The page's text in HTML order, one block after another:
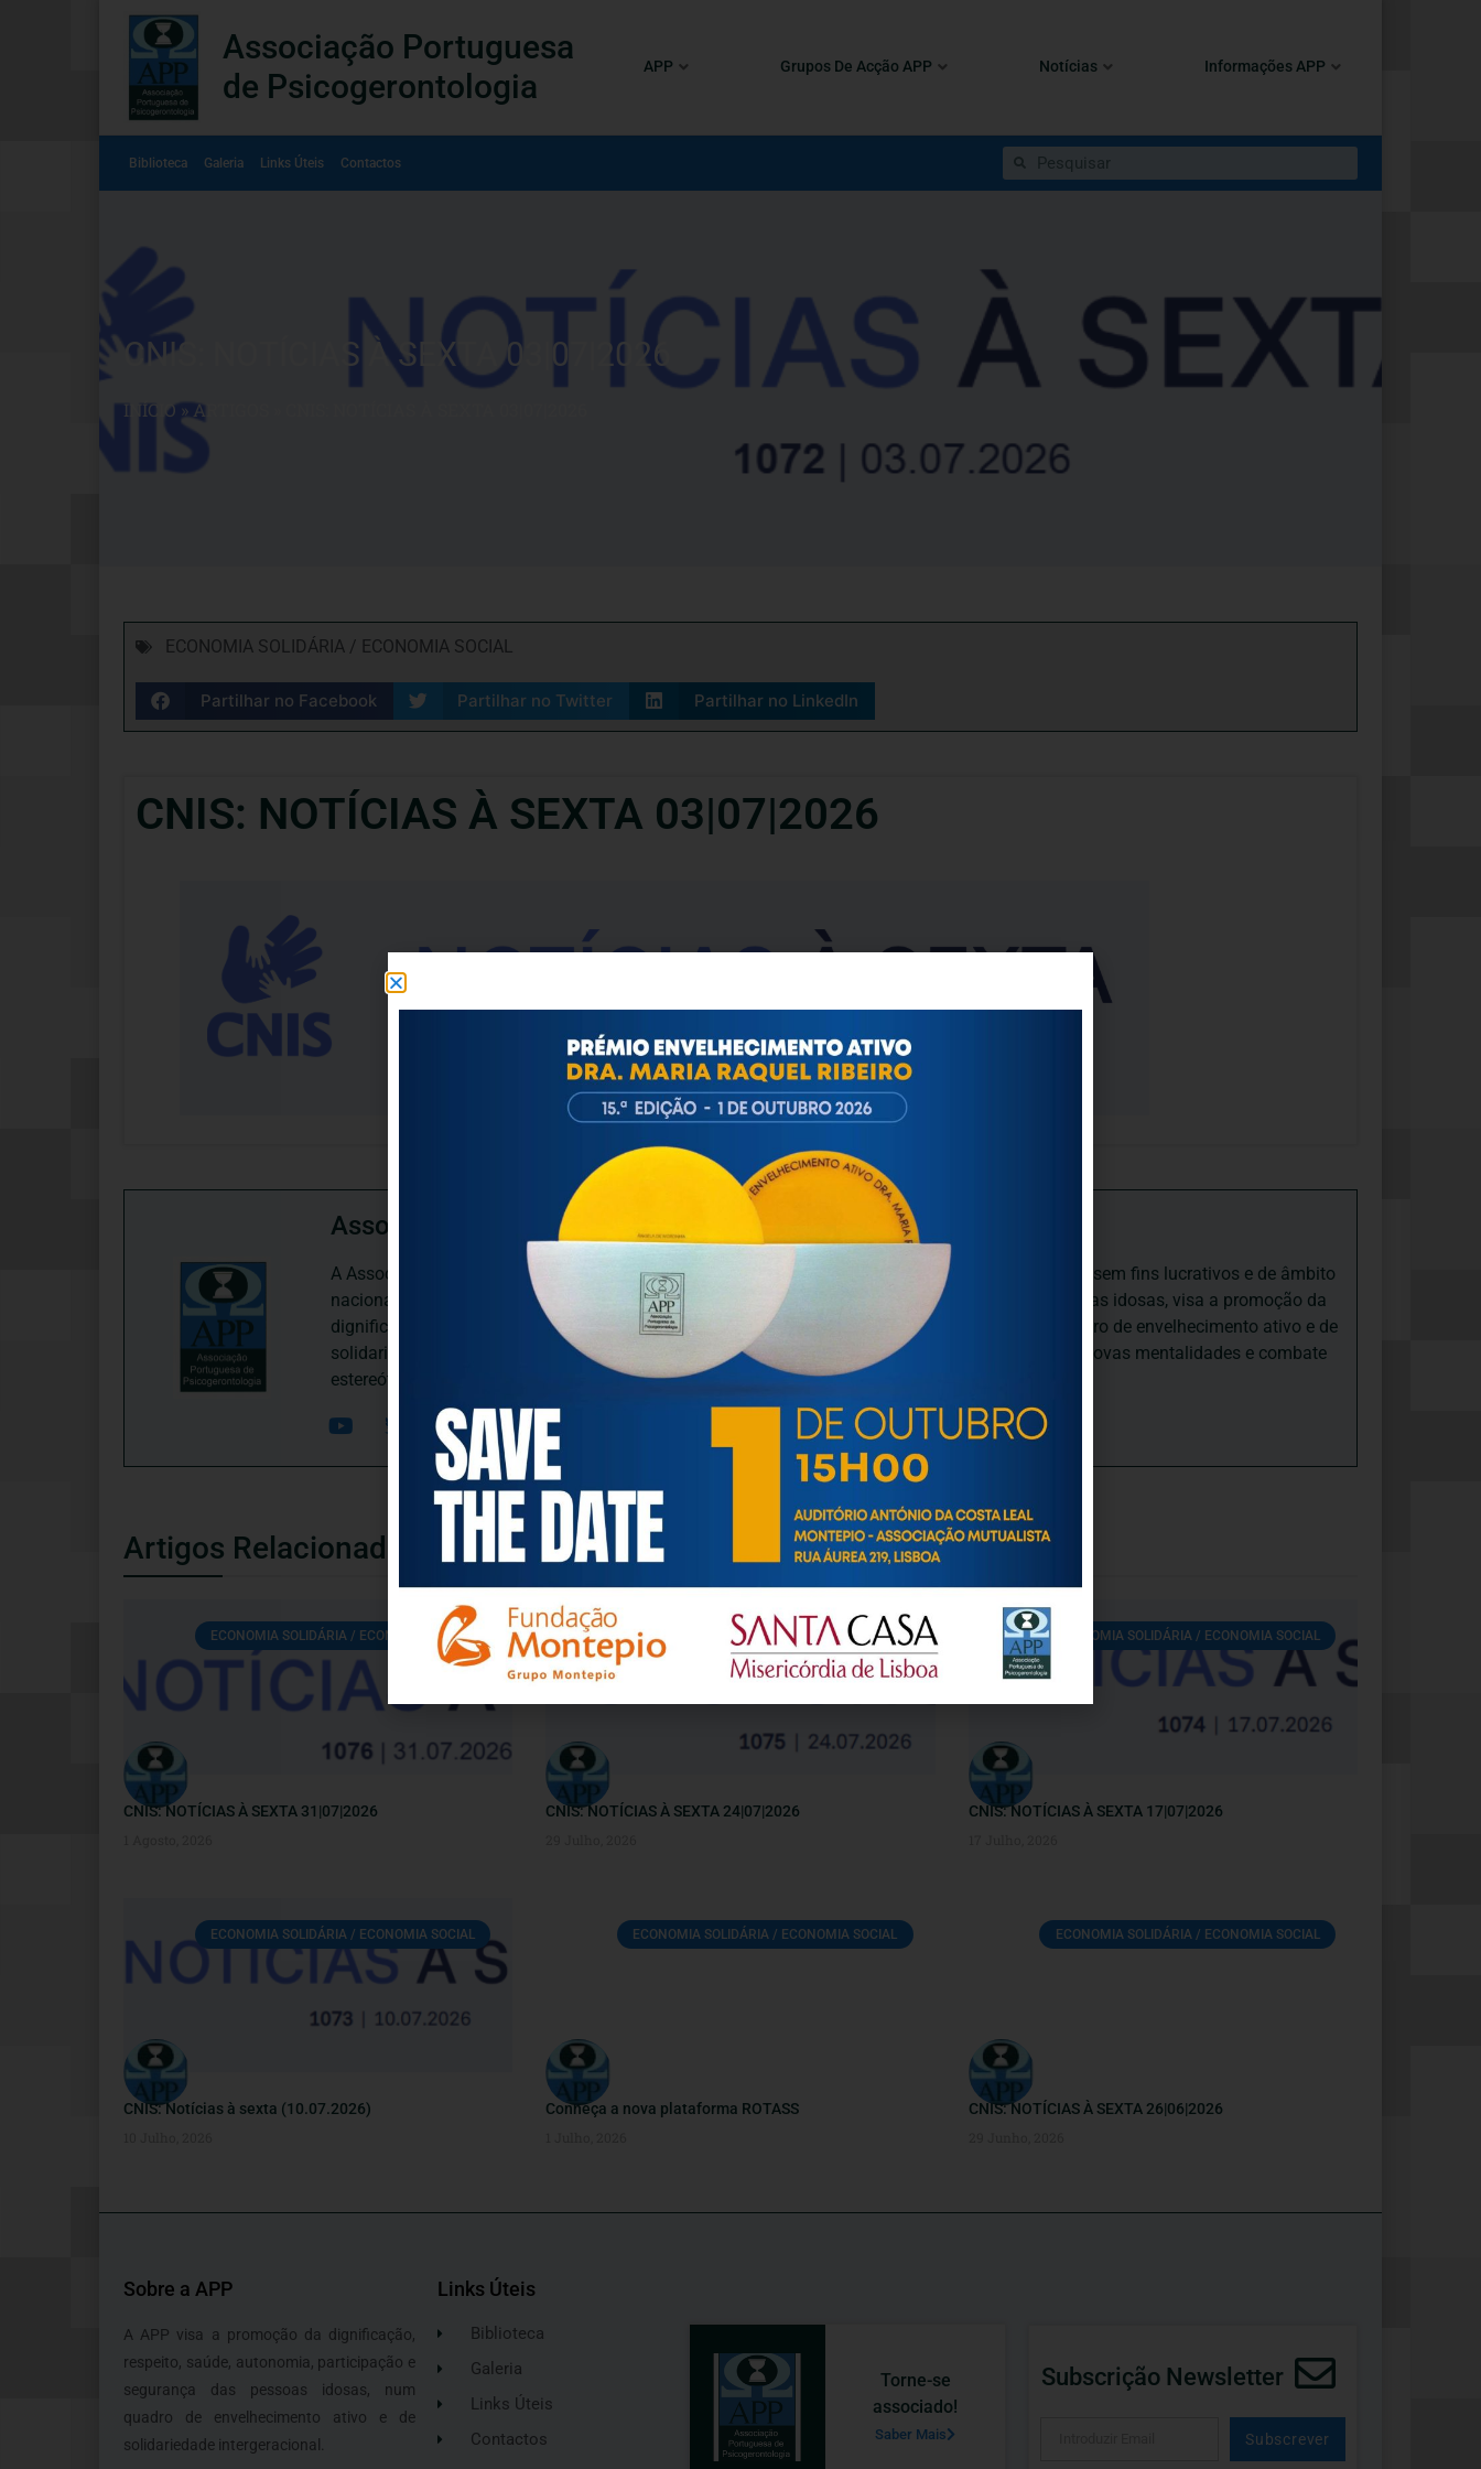
Associação Portuguesa
de Psicogerontologia
APP Grupos De Acção APP Notícias Informações APP
Biblioteca Galeria Links Úteis Contactos
CNIS: NOTÍCIAS À SEXTA 03|07|2026
INÍCIO»ARTIGOS
ECONOMIA SOLIDÁRIA / ECONOMIA SOCIAL
Partilhar no Facebook Partilhar no Twitter Partilhar no LinkedIn
CNIS: NOTÍCIAS À SEXTA 03|07|2026
Associação Portuguesa de Psicogerontologia
A Associação Portuguesa de Psicogerontologia-APP, Instituição Particular de Solidariedade Social sem fins lucrativos e de âmbito
nacional, dedica-se às questões biopsicológicas e sociais inerentes ao envelhecimento e às pessoas idosas, visa a promoção da
dignificação, respeito, saúde, autonomia, participação e segurança das pessoas idosas, num quadro de envelhecimento ativo e de
solidariedade intergeracional, e de uma sociedade mais inclusiva para todas as idades, promove novas mentalidades e combate
estereótipos negativos relativamente à idade e ao envelhecimento.
Artigos Relacionados
ECONOMIA SOLIDÁRIA / ECONOMIA SOCIAL
CNIS: NOTÍCIAS À SEXTA 31|07|2026
ECONOMIA SOLIDÁRIA / ECONOMIA SOCIAL
CNIS: NOTÍCIAS À SEXTA 24|07|2026
ECONOMIA SOLIDÁRIA / ECONOMIA SOCIAL
CNIS: NOTÍCIAS À SEXTA 17|07|2026
ECONOMIA SOLIDÁRIA / ECONOMIA SOCIAL
CNIS: Notícias à sexta (10.07.2026)
ECONOMIA SOLIDÁRIA / ECONOMIA SOCIAL
Conheça a nova plataforma ROTASS
ECONOMIA SOLIDÁRIA / ECONOMIA SOCIAL
CNIS: NOTÍCIAS À SEXTA 26|06|2026
Sobre a APP
A APP visa a promoção da dignificação,
respeito, saúde, autonomia, participação e
segurança das pessoas idosas, num
quadro de envelhecimento ativo e de
solidariedade intergeracional.
Links Úteis
Biblioteca
Galeria
Links Úteis
Contactos
Torne-se
associado!
Saber Mais
Subscrição Newsletter
Subscrever